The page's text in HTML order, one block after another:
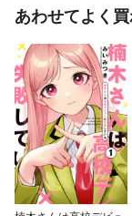
あわせてよく